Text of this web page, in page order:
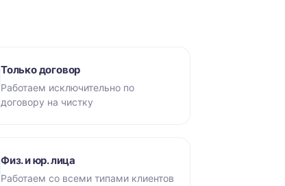
Только договор
Работаем исключительно по
договору на чистку
Физ. и юр. лица
Работаем со всеми типами клиентов